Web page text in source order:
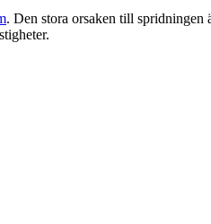
. Den stora orsaken till spridningen